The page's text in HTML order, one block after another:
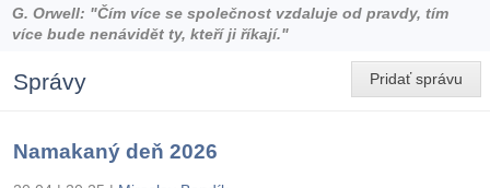
G. Orwell: "Čím více se společnost vzdaluje od pravdy, tím
více bude nenávidět ty, kteří ji říkají."
Pridať správu
Správy
Namakaný deň 2026